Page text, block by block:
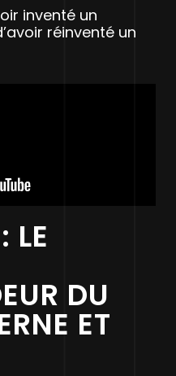
inventé un
réinventé un
LE
DU
ET